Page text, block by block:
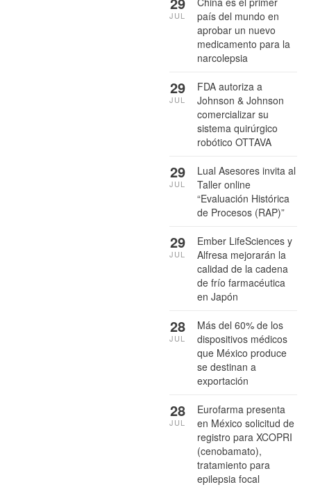
país del mundo en
aprobar un nuevo
medicamento para la
narcolepsia
JUL
FDA autoriza a
Johnson & Johnson
comercializar su
sistema quirúrgico
robótico OTTAVA
29
JUL
Lual Asesores invita al
Taller online
“Evaluación Histórica
de Procesos (RAP)”
29
JUL
Ember LifeSciences y
Alfresa mejorarán la
calidad de la cadena
de frío farmacéutica
en Japón
29
JUL
Más del 60% de los
dispositivos médicos
que México produce
se destinan a
exportación
28
JUL
Eurofarma presenta
en México solicitud de
registro para XCOPRI
(cenobamato),
tratamiento para
epilepsia focal
28
JUL